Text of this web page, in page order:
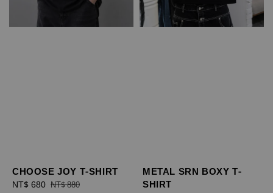
CHOOSE JOY T-SHIRT
Sale
NT$ 680 Regular
NT$ 880
METAL SRN BOXY T-
SHIRT